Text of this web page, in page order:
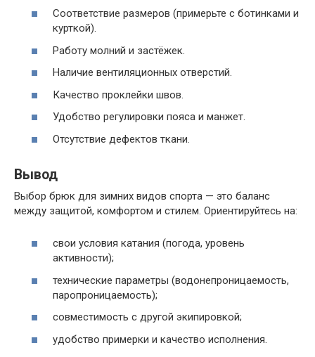
Соответствие размеров (примерьте с ботинками и
курткой).
Работу молний и застёжек.
Наличие вентиляционных отверстий.
Качество проклейки швов.
Удобство регулировки пояса и манжет.
Отсутствие дефектов ткани.
Вывод
Выбор брюк для зимних видов спорта — это баланс
между защитой, комфортом и стилем. Ориентируйтесь на:
свои условия катания (погода, уровень
активности);
технические параметры (водонепроницаемость,
паропроницаемость);
совместимость с другой экипировкой;
удобство примерки и качество исполнения.